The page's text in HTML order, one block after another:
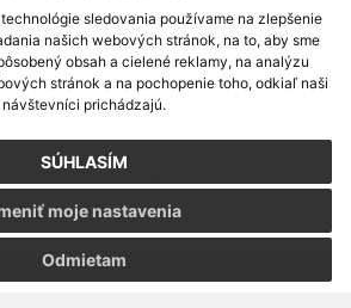
sledovania používame na zlepšenie
našich webových stránok, na to, aby sme
obsah a cielené reklamy, na analýzu
stránok a na pochopenie toho, odkiaľ naši
návštevníci prichádzajú.
SÚHLASÍM
Odmietam
moje nastavenia
aktuálnych informácií s využitím RSS
ECHELON 2,Mapa stránok,web portál
s.r.o.,domény,registrácia domény
aktualizácia:02.08.2026
|Vyhlásenie o prístupnosti